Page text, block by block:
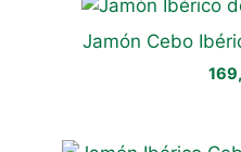
Jamón Cebo